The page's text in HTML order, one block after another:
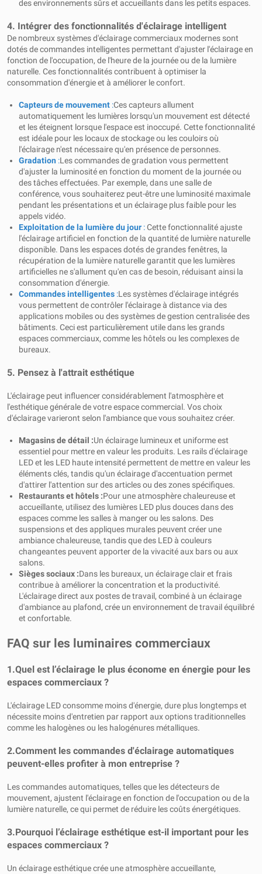
des environnements sûrs et accueillants dans les petits espaces.
4. Intégrer des fonctionnalités d'éclairage intelligent
De nombreux systèmes d'éclairage commerciaux modernes sont
dotés de commandes intelligentes permettant d'ajuster l'éclairage en
fonction de l'occupation, de l'heure de la journée ou de la lumière
naturelle. Ces fonctionnalités contribuent à optimiser la
consommation d'énergie et à améliorer le confort.
Capteurs de mouvement :Ces capteurs allument
automatiquement les lumières lorsqu'un mouvement est détecté
et les éteignent lorsque l'espace est inoccupé. Cette fonctionnalité
est idéale pour les locaux de stockage ou les couloirs où
l'éclairage n'est nécessaire qu'en présence de personnes.
Gradation :Les commandes de gradation vous permettent
d'ajuster la luminosité en fonction du moment de la journée ou
des tâches effectuées. Par exemple, dans une salle de
conférence, vous souhaiterez peut-être une luminosité maximale
pendant les présentations et un éclairage plus faible pour les
appels vidéo.
Exploitation de la lumière du jour :Cette fonctionnalité ajuste
l'éclairage artificiel en fonction de la quantité de lumière naturelle
disponible. Dans les espaces dotés de grandes fenêtres, la
récupération de la lumière naturelle garantit que les lumières
artificielles ne s'allument qu'en cas de besoin, réduisant ainsi la
consommation d'énergie.
Commandes intelligentes :Les systèmes d'éclairage intégrés
vous permettent de contrôler l'éclairage à distance via des
applications mobiles ou des systèmes de gestion centralisée des
bâtiments. Ceci est particulièrement utile dans les grands
espaces commerciaux, comme les hôtels ou les complexes de
bureaux.
5. Pensez à l'attrait esthétique
L'éclairage peut influencer considérablement l'atmosphère et
l'esthétique générale de votre espace commercial. Vos choix
d'éclairage varieront selon l'ambiance que vous souhaitez créer.
Magasins de détail :Un éclairage lumineux et uniforme est
essentiel pour mettre en valeur les produits. Les rails d'éclairage
LED et les LED haute intensité permettent de mettre en valeur les
éléments clés, tandis qu'un éclairage d'accentuation permet
d'attirer l'attention sur des articles ou des zones spécifiques.
Restaurants et hôtels :Pour une atmosphère chaleureuse et
accueillante, utilisez des lumières LED plus douces dans des
espaces comme les salles à manger ou les salons. Des
suspensions et des appliques murales peuvent créer une
ambiance chaleureuse, tandis que des LED à couleurs
changeantes peuvent apporter de la vivacité aux bars ou aux
salons.
Sièges sociaux :Dans les bureaux, un éclairage clair et frais
contribue à améliorer la concentration et la productivité.
L'éclairage direct aux postes de travail, combiné à un éclairage
d'ambiance au plafond, crée un environnement de travail équilibré
et confortable.
FAQ sur les luminaires commerciaux
1.Quel est l’éclairage le plus économe en énergie pour les
espaces commerciaux ?
L'éclairage LED consomme moins d'énergie, dure plus longtemps et
nécessite moins d'entretien par rapport aux options traditionnelles
comme les halogènes ou les halogénures métalliques.
2.Comment les commandes d'éclairage automatiques
peuvent-elles profiter à mon entreprise ?
Les commandes automatiques, telles que les détecteurs de
mouvement, ajustent l'éclairage en fonction de l'occupation ou de la
lumière naturelle, ce qui permet de réduire les coûts énergétiques.
3.Pourquoi l’éclairage esthétique est-il important pour les
espaces commerciaux ?
Un éclairage esthétique crée une atmosphère accueillante,